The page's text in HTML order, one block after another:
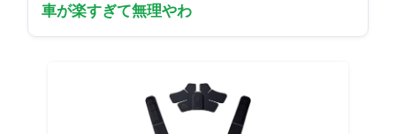
車が楽すぎて無理やわ